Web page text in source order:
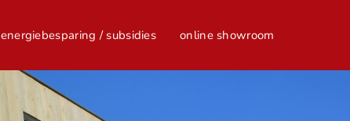
energiebesparing / subsidies online showroom